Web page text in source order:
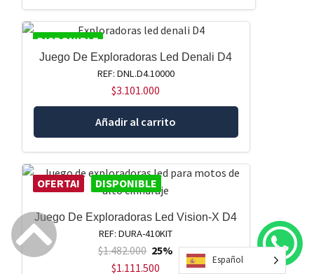
DISPONIBLE
Juego De Exploradoras Led Denali D4
REF: DNL.D4.10000
$3.101.000
Añadir al carrito
OFERTA! DISPONIBLE
Juego De Exploradoras Led Vision-X D4
REF: DURA-410KIT
$1.482.000 25%
$1.111.500
Español